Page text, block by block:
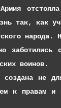
отстояла
так, как
народа.
заботились
воинов.
не для
к правам и